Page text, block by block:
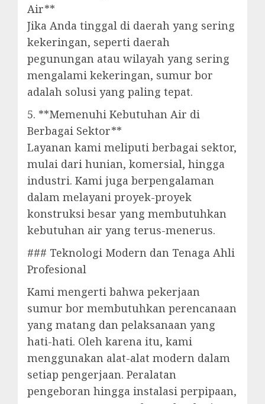
Air**
Jika Anda tinggal di daerah yang sering
kekeringan, seperti daerah
pegunungan atau wilayah yang sering
mengalami kekeringan, sumur bor
adalah solusi yang paling tepat.
5. **Memenuhi Kebutuhan Air di
Berbagai Sektor**
Layanan kami meliputi berbagai sektor,
mulai dari hunian, komersial, hingga
industri. Kami juga berpengalaman
dalam melayani proyek-proyek
konstruksi besar yang membutuhkan
kebutuhan air yang terus-menerus.
### Teknologi Modern dan Tenaga Ahli
Profesional
Kami mengerti bahwa pekerjaan
sumur bor membutuhkan perencanaan
yang matang dan pelaksanaan yang
hati-hati. Oleh karena itu, kami
menggunakan alat-alat modern dalam
setiap pengerjaan. Peralatan
pengeboran hingga instalasi perpipaan,